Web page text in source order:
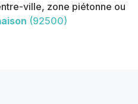
ville, zone piétonne ou
(92500)